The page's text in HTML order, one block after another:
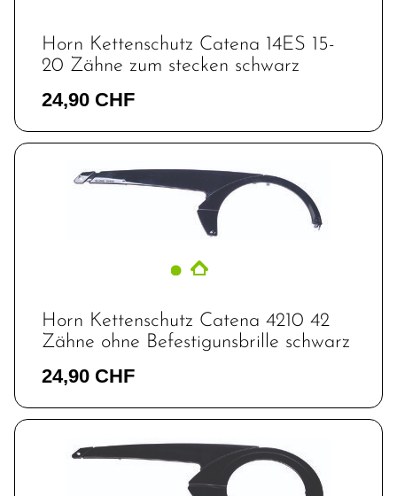
Horn Kettenschutz Catena 14ES 15-
20 Zähne zum stecken schwarz
24,90 CHF
Horn Kettenschutz Catena 4210 42
Zähne ohne Befestigunsbrille schwarz
24,90 CHF